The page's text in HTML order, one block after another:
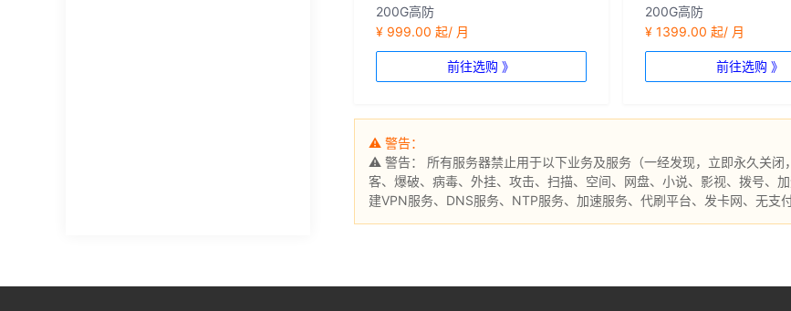
200G高防
¥ 999.00 起/ 月
前往选购 》
200G高防
¥ 1399.00 起/ 月
前往选购 》
⚠ 警告：
⚠ 警告： 所有服务器禁止用于以下业务及服务（一经发现，立即永久关
客、爆破、病毒、外挂、攻击、扫描、空间、网盘、小说、影视、拨号、
建VPN服务、DNS服务、NTP服务、加速服务、代刷平台、发卡网、无支